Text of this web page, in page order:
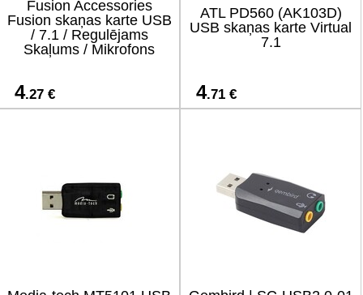
Fusion Accessories
Fusion skaņas karte USB
/ 7.1 / Regulējams
Skaļums / Mikrofons
4.27 €
ATL PD560 (AK103D)
USB skaņas karte Virtual
7.1
4.71 €